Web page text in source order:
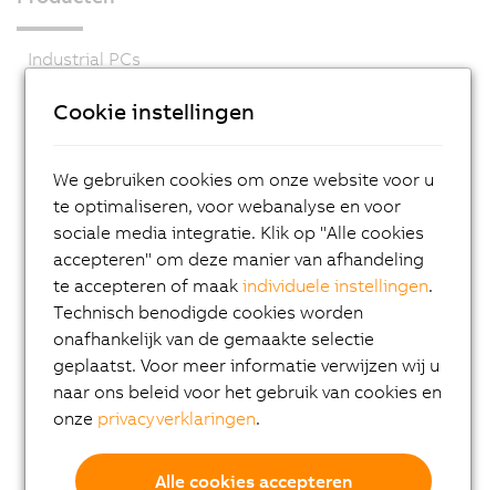
Industrial PCs
I/O systems
X20 System
Coated X20 systems
X67 System
XV System
Vision systems
Safety technology
Motion control
Mechatronic systems
Cookie instellingen
We gebruiken cookies om onze website voor u
te optimaliseren, voor webanalyse en voor
sociale media integratie. Klik op "Alle cookies
accepteren" om deze manier van afhandeling
te accepteren of maakindividuele instellingen.
Technisch benodigde cookies worden
onafhankelijk van de gemaakte selectie
geplaatst. Voor meer informatie verwijzen wij u
naar ons beleid voor het gebruik van cookies en
onze privacyverklaringen.
Alle cookies accepteren